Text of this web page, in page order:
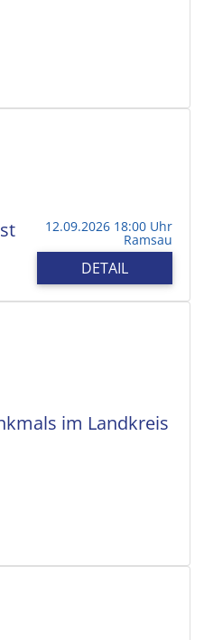
12.09.2026 18:00 Uhr
Ramsau
DETAIL
im Landkreis